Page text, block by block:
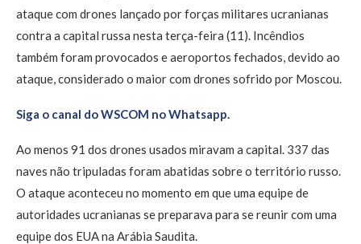
ataque com drones lançado por forças militares ucranianas
contra a capital russa nesta terça-feira (11). Incêndios
também foram provocados e aeroportos fechados, devido ao
ataque, considerado o maior com drones sofrido por Moscou.
Siga o canal do WSCOM no Whatsapp.
Ao menos 91 dos drones usados miravam a capital. 337 das
naves não tripuladas foram abatidas sobre o território russo.
O ataque aconteceu no momento em que uma equipe de
autoridades ucranianas se preparava para se reunir com uma
equipe dos EUA na Arábia Saudita.